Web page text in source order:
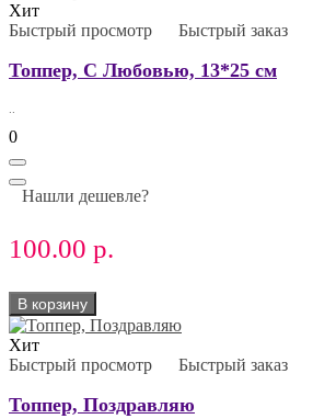
Хит
Быстрый просмотр
Быстрый заказ
Топпер, С Любовью, 13*25 см
0
Нашли дешевле?
100.00 р.
В корзину
Хит
Быстрый просмотр
Быстрый заказ
Топпер, Поздравляю